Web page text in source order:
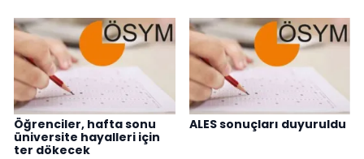
Öğrenciler, hafta sonu
üniversite hayalleri için
ter dökecek
ALES sonuçları duyuruldu